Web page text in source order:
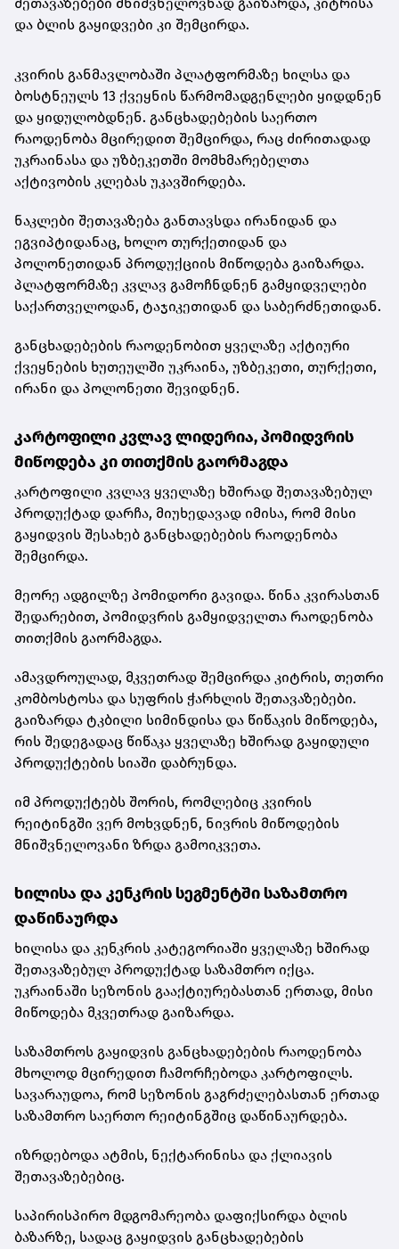
შეთავაზებები მნიშვნელოვნად გაიზარდა, კიტრისა
და ბლის გაყიდვები კი შემცირდა.
კვირის განმავლობაში პლატფორმაზე ხილსა და
ბოსტნეულს 13 ქვეყნის წარმომადგენლები ყიდდნენ
და ყიდულობდნენ. განცხადებების საერთო
რაოდენობა მცირედით შემცირდა, რაც ძირითადად
უკრაინასა და უზბეკეთში მომხმარებელთა
აქტივობის კლებას უკავშირდება.
ნაკლები შეთავაზება განთავსდა ირანიდან და
ეგვიპტიდანაც, ხოლო თურქეთიდან და
პოლონეთიდან პროდუქციის მიწოდება გაიზარდა.
პლატფორმაზე კვლავ გამოჩნდნენ გამყიდველები
საქართველოდან, ტაჯიკეთიდან და საბერძნეთიდან.
განცხადებების რაოდენობით ყველაზე აქტიური
ქვეყნების ხუთეულში უკრაინა, უზბეკეთი, თურქეთი,
ირანი და პოლონეთი შევიდნენ.
კარტოფილი კვლავ ლიდერია, პომიდვრის
მიწოდება კი თითქმის გაორმაგდა
კარტოფილი კვლავ ყველაზე ხშირად შეთავაზებულ
პროდუქტად დარჩა, მიუხედავად იმისა, რომ მისი
გაყიდვის შესახებ განცხადებების რაოდენობა
შემცირდა.
მეორე ადგილზე პომიდორი გავიდა. წინა კვირასთან
შედარებით, პომიდვრის გამყიდველთა რაოდენობა
თითქმის გაორმაგდა.
ამავდროულად, მკვეთრად შემცირდა კიტრის, თეთრი
კომბოსტოსა და სუფრის ჭარხლის შეთავაზებები.
გაიზარდა ტკბილი სიმინდისა და წიწაკის მიწოდება,
რის შედეგადაც წიწაკა ყველაზე ხშირად გაყიდული
პროდუქტების სიაში დაბრუნდა.
იმ პროდუქტებს შორის, რომლებიც კვირის
რეიტინგში ვერ მოხვდნენ, ნივრის მიწოდების
მნიშვნელოვანი ზრდა გამოიკვეთა.
ხილისა და კენკრის სეგმენტში საზამთრო
დაწინაურდა
ხილისა და კენკრის კატეგორიაში ყველაზე ხშირად
შეთავაზებულ პროდუქტად საზამთრო იქცა.
უკრაინაში სეზონის გააქტიურებასთან ერთად, მისი
მიწოდება მკვეთრად გაიზარდა.
საზამთროს გაყიდვის განცხადებების რაოდენობა
მხოლოდ მცირედით ჩამორჩებოდა კარტოფილს.
სავარაუდოა, რომ სეზონის გაგრძელებასთან ერთად
საზამთრო საერთო რეიტინგშიც დაწინაურდება.
იზრდებოდა ატმის, ნექტარინისა და ქლიავის
შეთავაზებებიც.
საპირისპირო მდგომარეობა დაფიქსირდა ბლის
ბაზარზე, სადაც გაყიდვის განცხადებების